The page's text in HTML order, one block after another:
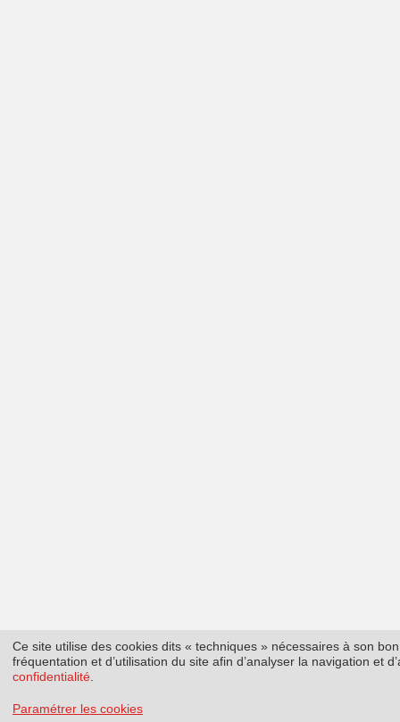
Ce site utilise des cookies dits « techniques » nécessaires à son
fréquentation et d’utilisation du site afin d’analyser la navigation et
confidentialité
Paramétrer les cookies